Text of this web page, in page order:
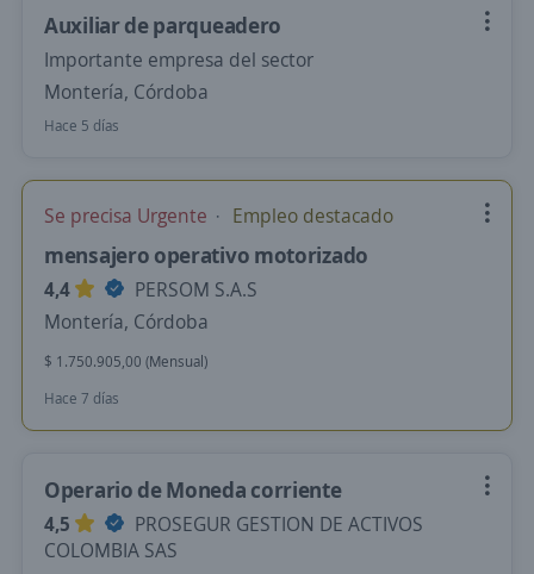
Auxiliar de parqueadero
Importante empresa del sector
Montería, Córdoba
Hace 5 días
Se precisa Urgente Empleo destacado
mensajero operativo motorizado
4,4
PERSOM S.A.S
Montería, Córdoba
$ 1.750.905,00 (Mensual)
Hace 7 días
Operario de Moneda corriente
4,5
PROSEGUR GESTION DE ACTIVOS
COLOMBIA SAS